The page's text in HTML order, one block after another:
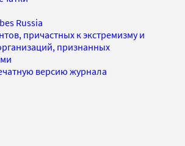
Russia
причастных к экстремизму и
признанных
версию журнала